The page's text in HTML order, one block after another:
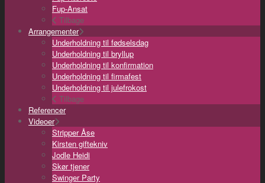
Fup-Ansat
Tilbage
Arrangementer
Underholdning til fødselsdag
Underholdning til bryllup
Underholdning til konfirmation
Underholdning til firmafest
Underholdning til julefrokost
Tilbage
Referencer
Videoer
Stripper Åse
Kirsten giftekniv
Jodle Heidi
Skør tjener
Swinger Party